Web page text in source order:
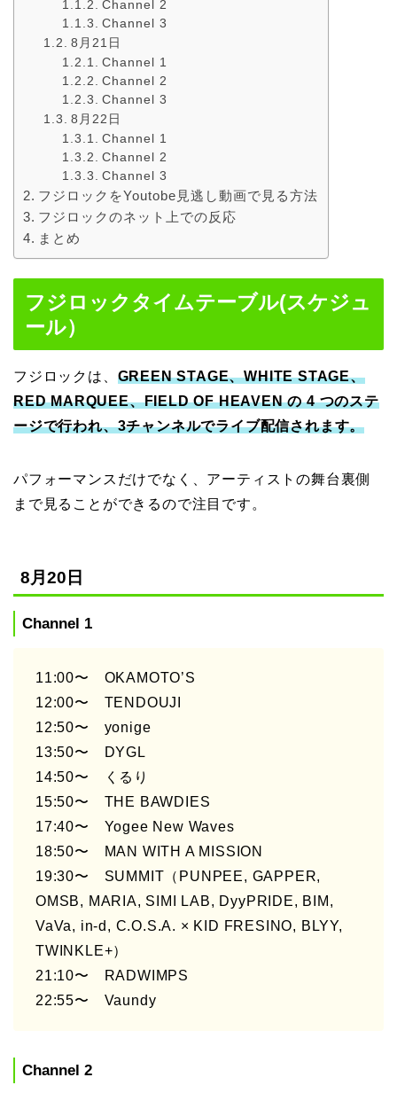
Channel 2
Channel 3
8月21日
Channel 1
Channel 2
Channel 3
8月22日
Channel 1
Channel 2
Channel 3
フジロックをYoutobe見逃し動画で見る方法
フジロックのネット上での反応
まとめ
フジロックタイムテーブル(スケジュ
ール）
フジロックは、 GREEN STAGE、WHITE STAGE、
RED MARQUEE、FIELD OF HEAVEN の 4 つのステ
ージで行われ、3チャンネルでライブ配信されます。
パフォーマンスだけでなく、アーティストの舞台裏側
まで見ることができるので注目です。
8月20日
Channel 1
11:00〜 OKAMOTO’S
12:00〜 TENDOUJI
12:50〜 yonige
13:50〜 DYGL
14:50〜 くるり
15:50〜 THE BAWDIES
17:40〜 Yogee New Waves
18:50〜 MAN WITH A MISSION
19:30〜 SUMMIT（PUNPEE, GAPPER,
OMSB, MARIA, SIMI LAB, DyyPRIDE, BIM,
VaVa, in-d, C.O.S.A. × KID FRESINO, BLYY,
TWINKLE+）
21:10〜 RADWIMPS
22:55〜 Vaundy
Channel 2